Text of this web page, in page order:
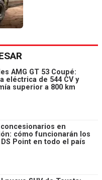
AMG GT 53 Coupé:
eléctrica de 544 CV y
superior a 800 km
concesionarios en
cómo funcionarán los
Point en todo el país